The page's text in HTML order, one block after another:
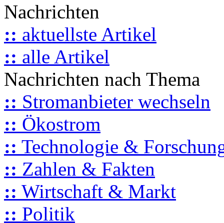
Nachrichten
:: aktuellste Artikel
:: alle Artikel
Nachrichten nach Thema
:: Stromanbieter wechseln
:: Ökostrom
:: Technologie &
:: Zahlen & Fakten
:: Wirtschaft & Markt
:: Politik